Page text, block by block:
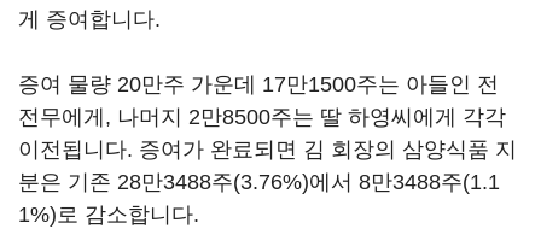
게 증여합니다.
증여 물량 20만주 가운데 17만1500주는 아들인 전
전무에게, 나머지 2만8500주는 딸 하영씨에게 각각
이전됩니다. 증여가 완료되면 김 회장의 삼양식품 지
분은 기존 28만3488주(3.76%)에서 8만3488주(1.1
1%)로 감소합니다.